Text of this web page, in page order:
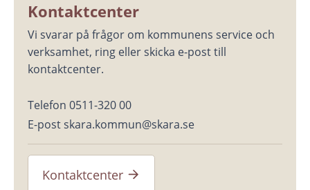
Kontaktcenter
Vi svarar på frågor om kommunens service och
verksamhet, ring eller skicka e-post till
kontaktcenter.
Telefon 0511-320 00
E-post skara.kommun@skara.se
Kontaktcenter